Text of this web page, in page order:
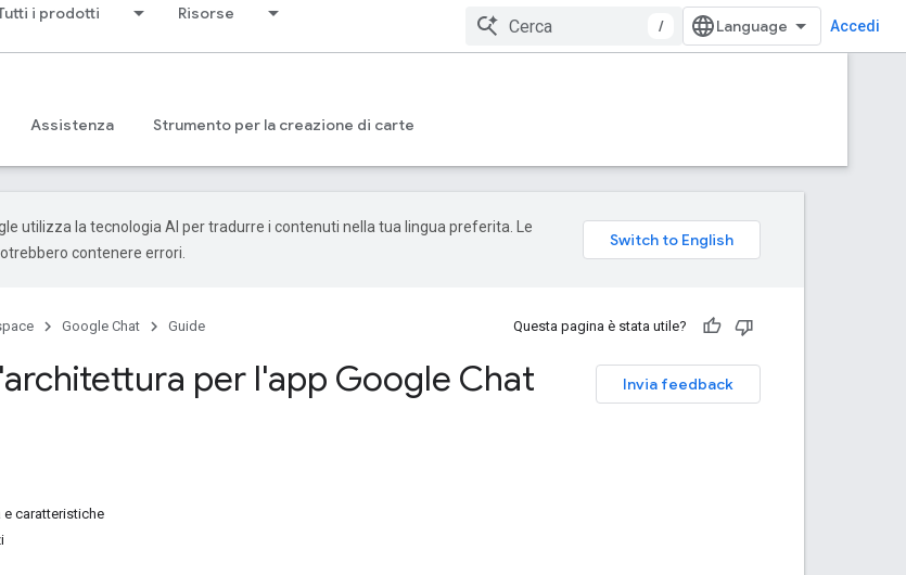
i prodotti Risorse
/ Accedi
Assistenza Strumento per la creazione di carte
utilizza la tecnologia AI per tradurre i contenuti nella tua lingua preferita. Le
contenere errori.
Google Chat Guide Questa pagina è stata utile?
Invia feedback
per l'app Google Chat
e caratteristiche